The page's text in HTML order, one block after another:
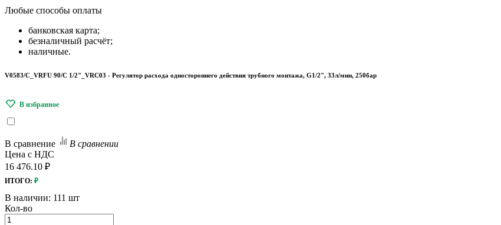
Любые способы оплаты
банковская карта;
безналичный расчёт;
наличные.
V0583/C_VRFU 90/C 1/2"_VRC03 - Регулятор расхода одностороннего действия трубного монтажа, G1/2", 33л/мин, 250бар
В сравнение
В сравнении
Цена с НДС
16 476.10 ₽
ИТОГО: ₽
В наличии: 111 шт
Кол-во